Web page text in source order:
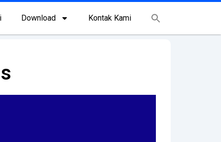
Download Kontak Kami